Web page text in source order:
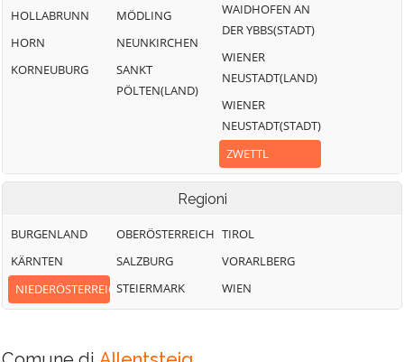
HOLLABRUNN
HORN
KORNEUBURG
MÖDLING
NEUNKIRCHEN
SANKT
PÖLTEN(LAND)
WAIDHOFEN AN
DER YBBS(STADT)
WIENER
NEUSTADT(LAND)
WIENER
NEUSTADT(STADT)
ZWETTL
Regioni
BURGENLAND
KÄRNTEN
NIEDERÖSTERREICH
OBERÖSTERREICH
SALZBURG
STEIERMARK
TIROL
VORARLBERG
WIEN